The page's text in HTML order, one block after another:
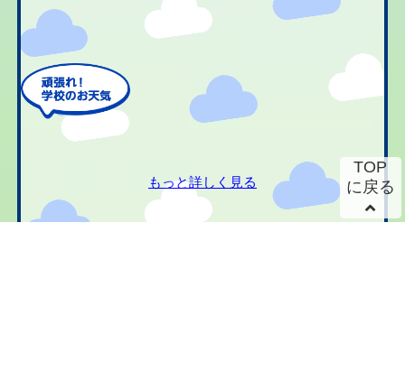
もっと詳しく見る
TOP
に戻る